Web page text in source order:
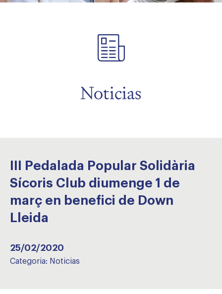
Noticias
III Pedalada Popular Solidària
Sícoris Club diumenge 1 de
març en benefici de Down
Lleida
25/02/2020
Categoria: Noticias